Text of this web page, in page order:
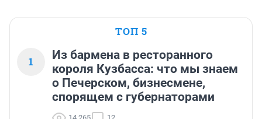
ТОП 5
1
Из бармена в ресторанного
короля Кузбасса: что мы знаем
о Печерском, бизнесмене,
спорящем с губернаторами